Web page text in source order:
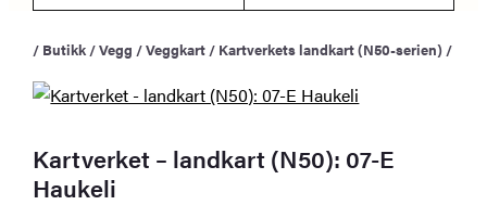
r
h
/ Butikk /Vegg /Veggkart / Kartverkets landkart (N50-serien) /
Kartverket – landkart (N50): 07-E
Haukeli